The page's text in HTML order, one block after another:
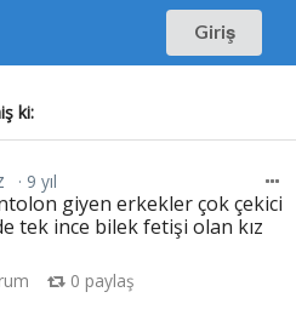
Giriş
ki:
9 yıl
giyen erkekler çok çekici
tek ince bilek fetişi olan kız
0 paylaş